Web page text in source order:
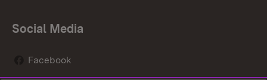
Social Media
Facebook